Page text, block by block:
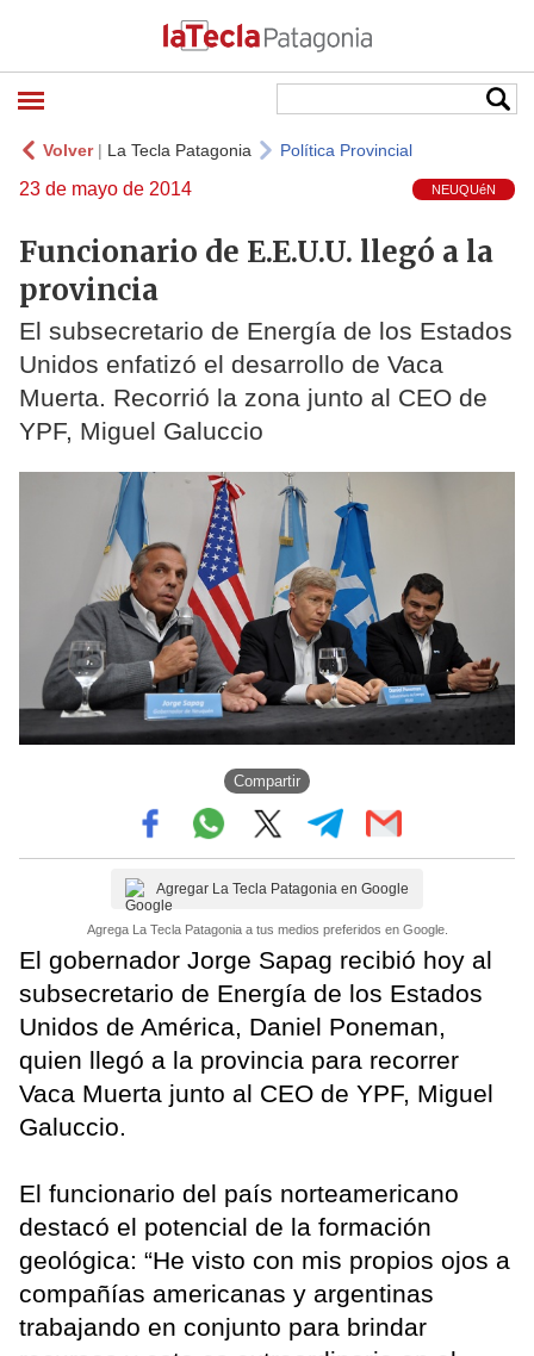
Volver| La Tecla Patagonia Política Provincial
23 de mayo de 2014 NEUQUéN
Funcionario de E.E.U.U. llegó a la
provincia
El subsecretario de Energía de los Estados
Unidos enfatizó el desarrollo de Vaca
Muerta. Recorrió la zona junto al CEO de
YPF, Miguel Galuccio
Compartir
Agregar La Tecla Patagonia en Google
Agrega La Tecla Patagonia a tus medios preferidos en Google.
El gobernador Jorge Sapag recibió hoy al
subsecretario de Energía de los Estados
Unidos de América, Daniel Poneman,
quien llegó a la provincia para recorrer
Vaca Muerta junto al CEO de YPF, Miguel
Galuccio.
El funcionario del país norteamericano
destacó el potencial de la formación
geológica: “He visto con mis propios ojos a
compañías americanas y argentinas
trabajando en conjunto para brindar